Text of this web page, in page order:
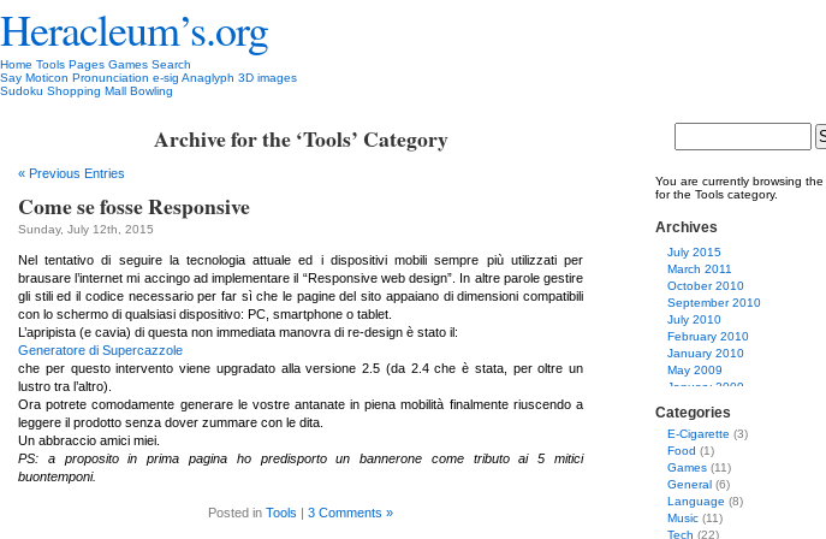
Heracleum’s.org
Home Tools Pages Games Search
Say Moticon Pronunciation e-sig Anaglyph 3D images
Sudoku Shopping Mall Bowling
Archive for the ‘Tools’ Category
« Previous Entries
Come se fosse Responsive
Sunday, July 12th, 2015
Nel tentativo di seguire la tecnologia attuale ed i dispositivi mobili sempre più utilizzati per
brausare l’internet mi accingo ad implementare il “Responsive web design”. In altre parole gestire
gli stili ed il codice necessario per far sì che le pagine del sito appaiano di dimensioni compatibili
con lo schermo di qualsiasi dispositivo: PC, smartphone o tablet.
L’apripista (e cavia) di questa non immediata manovra di re-design è stato il:
Generatore di Supercazzole
che per questo intervento viene upgradato alla versione 2.5 (da 2.4 che è stata, per oltre un
lustro tra l’altro).
Ora potrete comodamente generare le vostre antanate in piena mobilità finalmente riuscendo a
leggere il prodotto senza dover zummare con le dita.
Un abbraccio amici miei.
PS: a proposito in prima pagina ho predisporto un bannerone come tributo ai 5 mitici
buontemponi.
Posted in Tools | 3 Comments »
You are currently browsing the
for the Tools category.
Archives
July 2015
March 2011
October 2010
September 2010
July 2010
February 2010
January 2010
May 2009
January 2009
April 2008
March 2008
February 2008
January 2008
December 2007
November 2007
October 2007
Categories
E-Cigarette (3)
Food (1)
Games (11)
General (6)
Language (8)
Music (11)
Tech (22)